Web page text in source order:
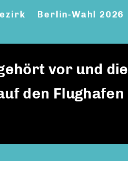
Berlin-Wahl 2026
vor und die
den Flughafen